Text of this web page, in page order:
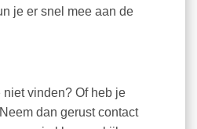
je er snel mee aan de
vinden? Of heb je
dan gerust contact